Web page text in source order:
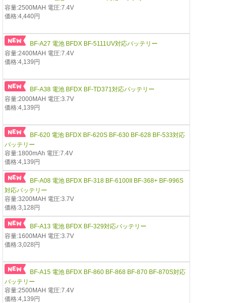
容量:2500MAH 電圧:7.4V
価格:4,440円
BF-A27 電池 BFDX BF-5111UV対応バッテリー
容量:2400MAH 電圧:7.4V
価格:4,139円
BF-A38 電池 BFDX BF-TD371対応バッテリー
容量:2000MAH 電圧:3.7V
価格:4,139円
BF-620 電池 BFDX BF-620S BF-630 BF-628 BF-533対応
バッテリー
容量:1800mAh 電圧:7.4V
価格:4,139円
BF-A08 電池 BFDX BF-318 BF-6100II BF-368+ BF-996S
対応バッテリー
容量:3200MAH 電圧:3.7V
価格:3,128円
BF-A13 電池 BFDX BF-329対応バッテリー
容量:1600MAH 電圧:3.7V
価格:3,028円
BF-A15 電池 BFDX BF-860 BF-868 BF-870 BF-870S対応
バッテリー
容量:2500MAH 電圧:7.4V
価格:4,139円